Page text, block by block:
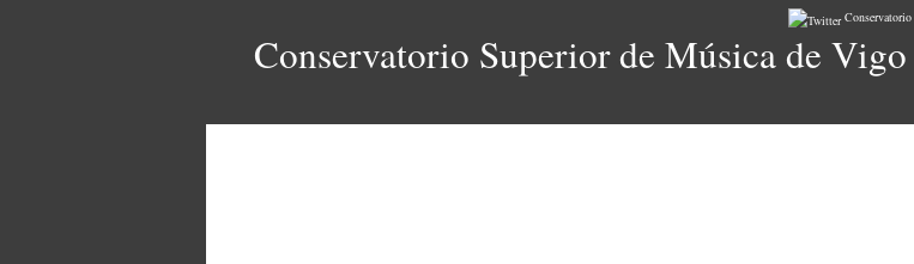
Conservatorio
Conservatorio Superior de Música de Vigo